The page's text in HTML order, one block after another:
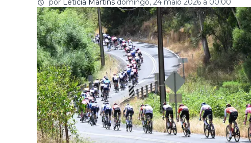
por Leticia Martins domingo, 24 maio 2026 a 00:00